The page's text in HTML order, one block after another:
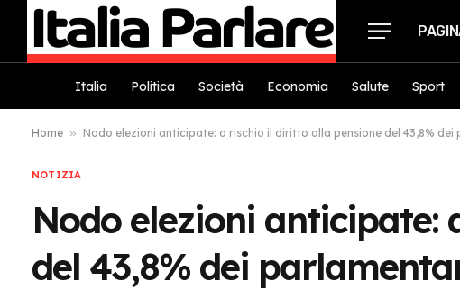
Italia Politica Società Economia Salute Sport
Home » Nodo elezioni anticipate: a rischio il diritto alla pensione del 43,8%
NOTIZIA
Nodo elezioni
del 43,8% dei